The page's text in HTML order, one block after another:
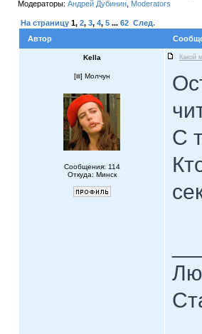
Модераторы: Андрей Дубинин Moderators
На страницу 1, 2, 3, 4, 5 ... 62 След.
Автор
Kella Какой
[ ] Молчун
Сообщения: 114
Откуда: Минск
С